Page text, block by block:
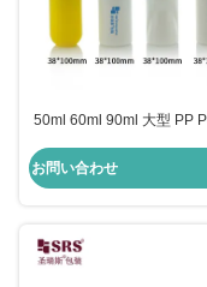
50ml 60ml 90ml 大型 PP
レンドリー ロールオン デ
ント ボトル
お問い合わせ